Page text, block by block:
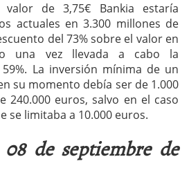
de 3,75€ Bankia estaría
actuales en 3.300 millones de
del 73% sobre el valor en
una vez llevada a cabo la
La inversión mínima de un
su momento debía ser de 1.000
240.000 euros, salvo en el caso
se limitaba a 10.000 euros.
de septiembre de